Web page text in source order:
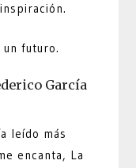
futuro.
García
leído más
encanta, La